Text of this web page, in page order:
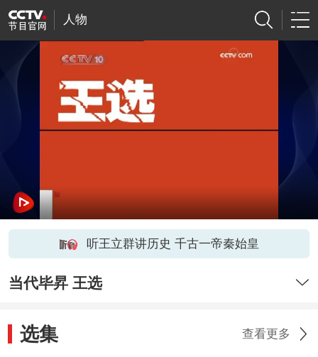
人物
听王立群讲历史 千古一帝秦始皇
当代毕昇 王选
选集 查看更多